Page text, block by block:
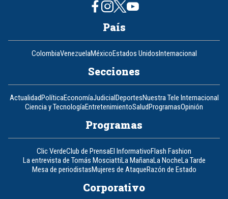
País
ColombiaVenezuelaMéxicoEstados UnidosInternacional
Secciones
ActualidadPolíticaEconomíaJudicialDeportesNuestra Tele Internacional
Ciencia y TecnologíaEntretenimientoSaludProgramasOpinión
Programas
Clic VerdeClub de PrensaEl InformativoFlash Fashion
La entrevista de Tomás MosciattiLa MañanaLa NocheLa Tarde
Mesa de periodistasMujeres de AtaqueRazón de Estado
Corporativo